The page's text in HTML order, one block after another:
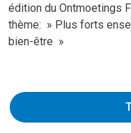
édition du Ontmoetings
thème: » Plus forts
bien-être »